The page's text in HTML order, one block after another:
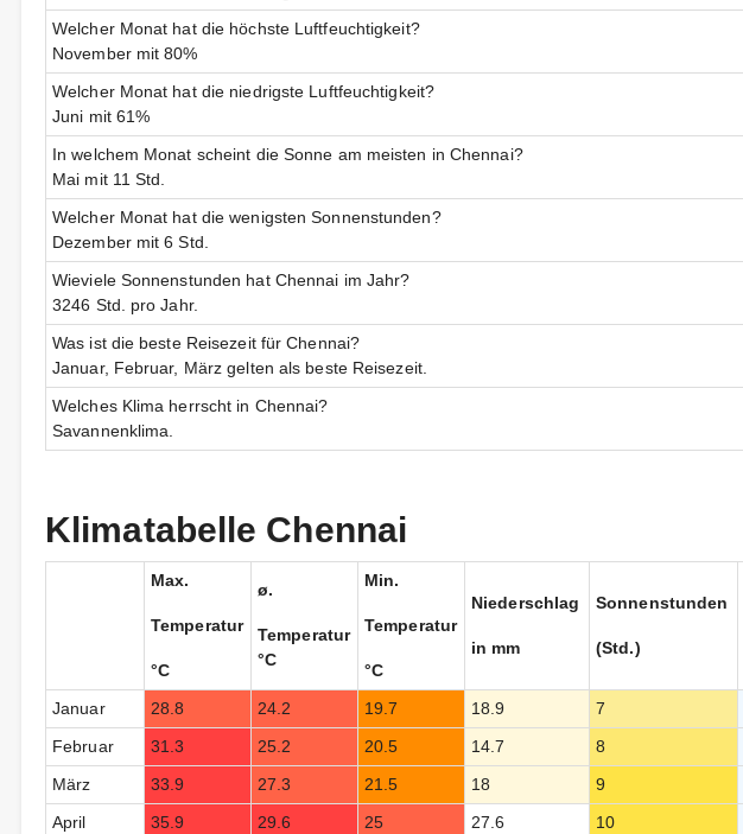
Welcher Monat hat die höchste Luftfeuchtigkeit?
November mit 80%
Welcher Monat hat die niedrigste Luftfeuchtigkeit?
Juni mit 61%
In welchem Monat scheint die Sonne am meisten in Chennai?
Mai mit 11 Std.
Welcher Monat hat die wenigsten Sonnenstunden?
Dezember mit 6 Std.
Wieviele Sonnenstunden hat Chennai im Jahr?
3246 Std. pro Jahr.
Was ist die beste Reisezeit für Chennai?
Januar, Februar, März gelten als beste Reisezeit.
Welches Klima herrscht in Chennai?
Savannenklima.
Klimatabelle Chennai
Max.
Temperatur
°C
ø.
Temperatur
°C
Min.
Temperatur
°C
Niederschlag
in mm
Sonnenstunden
(Std.)
Januar 28.8 24.2 19.7 18.9 7
Februar 31.3 25.2 20.5 14.7 8
März 33.9 27.3 21.5 18 9
April 35.9 29.6 25 27.6 10